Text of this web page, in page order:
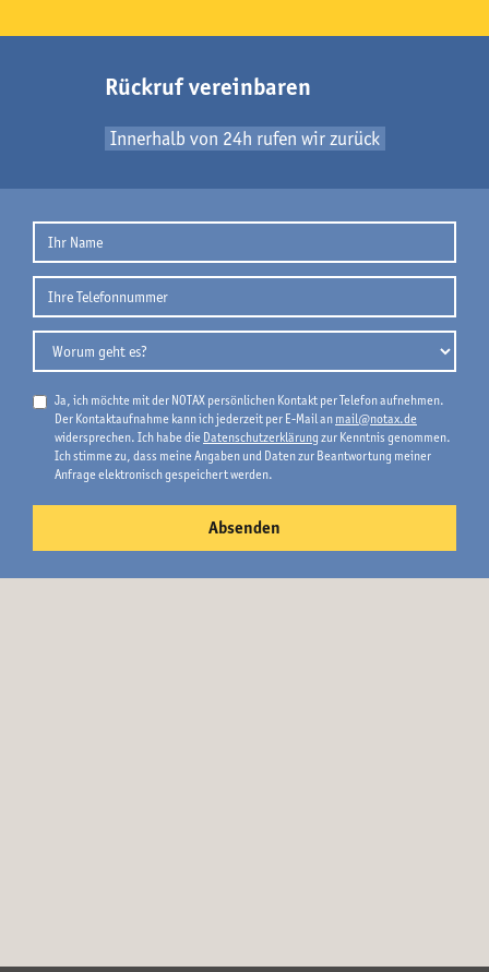
Rückruf vereinbaren
Innerhalb von 24h rufen wir zurück
Ja, ich möchte mit der NOTAX persönlichen Kontakt per Telefon aufnehmen.
Der Kontaktaufnahme kann ich jederzeit per E-Mail an mail@notax.de
widersprechen. Ich habe die Datenschutzerklärungzur Kenntnis genommen.
Ich stimme zu, dass meine Angaben und Daten zur Beantwortung meiner
Anfrage elektronisch gespeichert werden.